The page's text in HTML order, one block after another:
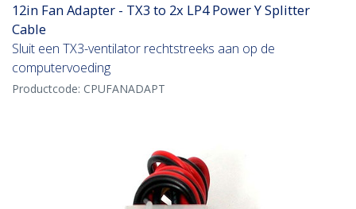
12in Fan Adapter - TX3 to 2x LP4 Power Y Splitter
Cable
Sluit een TX3-ventilator rechtstreeks aan op de
computervoeding
Productcode: CPUFANADAPT